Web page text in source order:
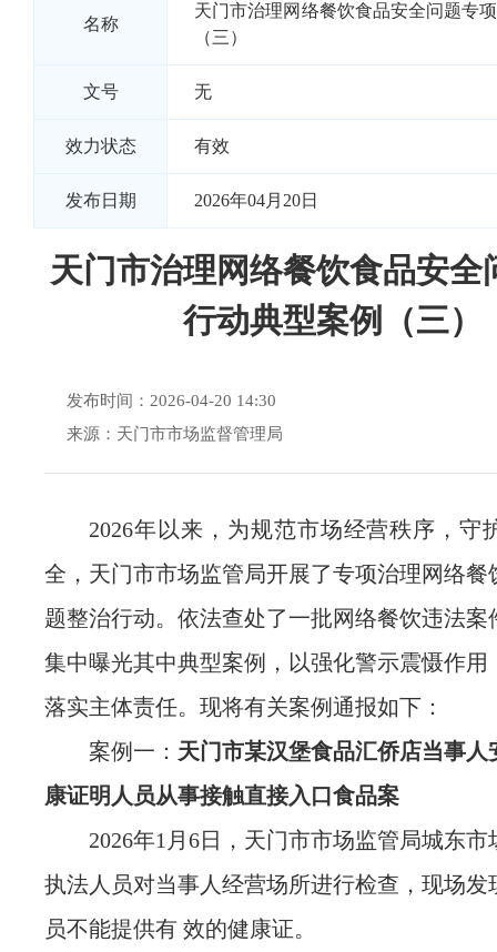
名称
天门市治理网络餐饮食品安全问题专
（三）
文号 无
效力状态 有效
发布日期 2026年04月20日
天门市治理网络餐饮食品安全
行动典型案例（三）
发布时间：2026-04-20 14:30
来源：天门市市场监督管理局
2026年以来，为规范市场经营秩序，守
全，天门市市场监管局开展了专项治理网络餐
题整治行动。依法查处了一批网络餐饮违法案
集中曝光其中典型案例，以强化警示震慑作用
落实主体责任。现将有关案例通报如下：
案例一： 天门市某汉堡食品汇侨店当事人
康证明人员从事接触直接入口食品案
2026年1月6日， 天门市市场监管局城东市
执法人员对当事人经营场所进行检查，现场发
员不能提供有 效的健康证。